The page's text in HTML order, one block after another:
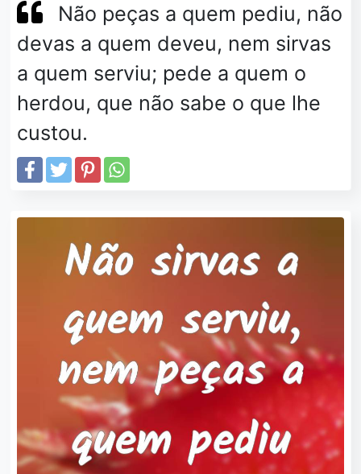
Não peças a quem pediu, não
devas a quem deveu, nem sirvas
a quem serviu; pede a quem o
herdou, que não sabe o que lhe
custou.